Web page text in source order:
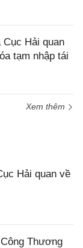
Cục Hải quan
tạm nhập tái
Xem thêm
Hải quan về
Thương